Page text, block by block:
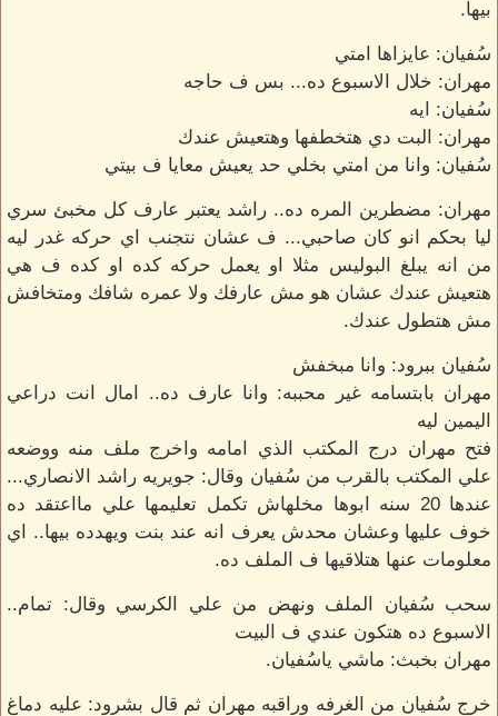
بيها.
سُفيان: عايزاها امتي
مهران: خلال الاسبوع ده... بس ف حاجه
سُفيان: ايه
مهران: البت دي هتخطفها وهتعيش عندك
سُفيان: وانا من امتي بخلي حد يعيش معايا ف بيتي
مهران: مضطرين المره ده.. راشد يعتبر عارف كل مخبئ سري
ليا بحكم انو كان صاحبي... ف عشان نتجنب اي حركه غدر ليه
من انه يبلغ البوليس مثلا او يعمل حركه كده او كده ف هي
هتعيش عندك عشان هو مش عارفك ولا عمره شافك ومتخافش
مش هتطول عندك.
سُفيان ببرود: وانا مبخفش
مهران بابتسامه غير محببه: وانا عارف ده.. امال انت دراعي
اليمين ليه
فتح مهران درج المكتب الذي امامه واخرج ملف منه ووضعه
علي المكتب بالقرب من سُفيان وقال: جويريه راشد الانصاري...
عندها 20 سنه ابوها مخلهاش تكمل تعليمها علي مااعتقد ده
خوف عليها وعشان محدش يعرف انه عند بنت ويهدده بيها.. اي
معلومات عنها هتلاقيها ف الملف ده.
سحب سُفيان الملف ونهض من علي الكرسي وقال: تمام..
الاسبوع ده هتكون عندي ف البيت
مهران بخبث: ماشي ياسُفيان.
خرج سُفيان من الغرفه وراقبه مهران ثم قال بشرود: عليه دماغ